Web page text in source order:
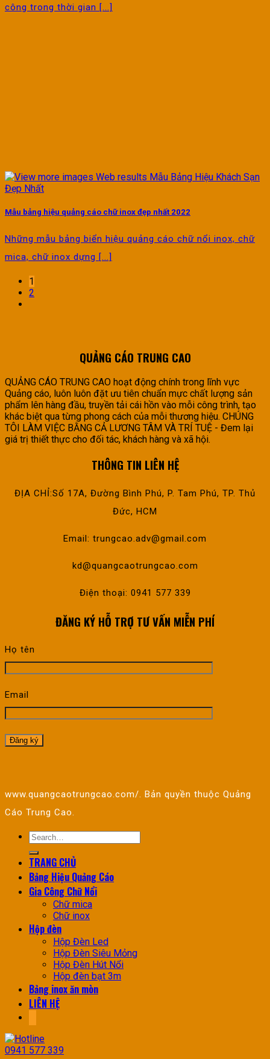
công trong thời gian [...]
Mẫu bảng hiệu quảng cáo chữ inox đẹp nhất 2022
Những mẫu bảng biển hiệu quảng cáo chữ nổi inox, chữ
mica, chữ inox dựng [...]
1
2
QUẢNG CÁO TRUNG CAO
QUẢNG CÁO TRUNG CAO hoạt động chính trong lĩnh vực
Quảng cáo, luôn luôn đặt ưu tiên chuẩn mực chất lượng sản
phẩm lên hàng đầu, truyền tải cái hồn vào mỗi công trình, tạo
khác biệt qua từng phong cách của mỗi thương hiệu. CHÚNG
TÔI LÀM VIỆC BẰNG CẢ LƯƠNG TÂM VÀ TRÍ TUỆ - Đem lại
giá trị thiết thực cho đối tác, khách hàng và xã hội.
THÔNG TIN LIÊN HỆ
ĐỊA CHỈ:Số 17A, Đường Bình Phú, P. Tam Phú, TP. Thủ
Đức, HCM
Email: trungcao.adv@gmail.com
kd@quangcaotrungcao.com
Điện thoại: 0941 577 339
ĐĂNG KÝ HỖ TRỢ TƯ VẤN MIỄN PHÍ
Họ tên
Email
www.quangcaotrungcao.com/. Bản quyền thuộc Quảng
Cáo Trung Cao.
TRANG CHỦ
Bảng Hiệu Quảng Cáo
Gia Công Chữ Nổi
Chữ mica
Chữ inox
Hộp đèn
Hộp Đèn Led
Hộp Đèn Siêu Mỏng
Hộp Đèn Hút Nổi
Hộp đèn bạt 3m
Bảng inox ăn mòn
LIÊN HỆ
0941 577 339